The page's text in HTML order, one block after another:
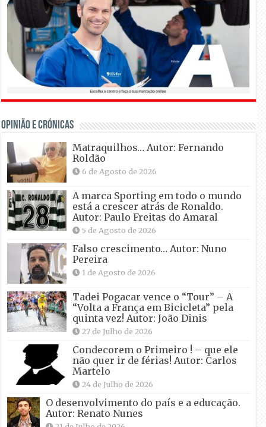
OPINIÃO E CRÓNICAS
Matraquilhos… Autor: Fernando
Roldão
6 de Agosto de 2026
A marca Sporting em todo o mundo
está a crescer atrás de Ronaldo.
Autor: Paulo Freitas do Amaral
5 de Agosto de 2026
Falso crescimento… Autor: Nuno
Pereira
1 de Agosto de 2026
Tadei Pogacar vence o “Tour” – A
“Volta a França em Bicicleta” pela
quinta vez! Autor: João Dinis
27 de Julho de 2026
Condecorem o Primeiro ! – que ele
não quer ir de férias! Autor: Carlos
Martelo
24 de Julho de 2026
O desenvolvimento do país e a educação.
Autor: Renato Nunes